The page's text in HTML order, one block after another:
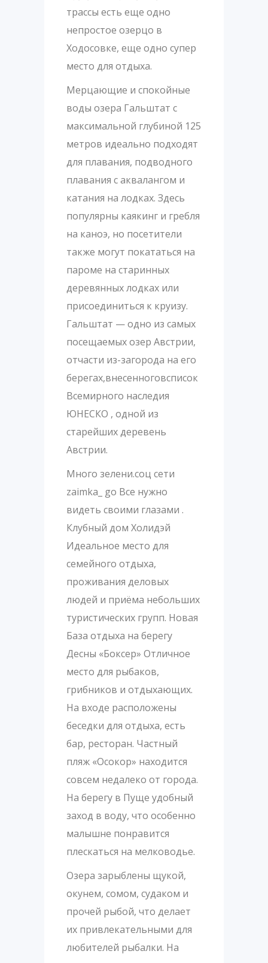
трассы есть еще одно
непростое озерцо в
Ходосовке, еще одно супер
место для отдыха.
Мерцающие и спокойные
воды озера Гальштат с
максимальной глубиной 125
метров идеально подходят
для плавания, подводного
плавания с аквалангом и
катания на лодках. Здесь
популярны каякинг и гребля
на каноэ, но посетители
также могут покататься на
пароме на старинных
деревянных лодках или
присоединиться к круизу.
Гальштат — одно из самых
посещаемых озер Австрии,
отчасти из-загорода на его
берегах,внесенноговсписок
Всемирного наследия
ЮНЕСКО , одной из
старейших деревень
Австрии.
Много зелени.соц сети
zaimka_ go Все нужно
видеть своими глазами .
Клубный дом Холидэй
Идеальное место для
семейного отдыха,
проживания деловых
людей и приёма небольших
туристических групп. Новая
База отдыха на берегу
Десны «Боксер» Отличное
место для рыбаков,
грибников и отдыхающих.
На входе расположены
беседки для отдыха, есть
бар, ресторан. Частный
пляж «Осокор» находится
совсем недалеко от города.
На берегу в Пуще удобный
заход в воду, что особенно
малышне понравится
плескаться на мелководье.
Озера зарыблены щукой,
окунем, сомом, судаком и
прочей рыбой, что делает
их привлекательными для
любителей рыбалки. На